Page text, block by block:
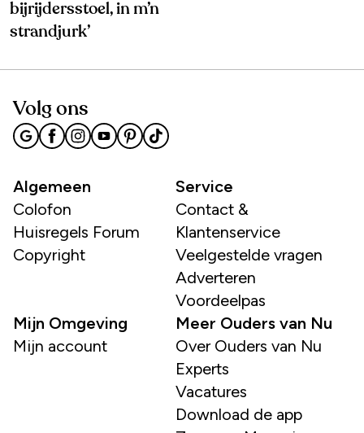
bijrijdersstoel, in m’n
strandjurk’
Volg ons
Algemeen
Colofon
Huisregels Forum
Copyright
Service
Contact &
Klantenservice
Veelgestelde vragen
Adverteren
Voordeelpas
Mijn Omgeving
Mijn account
Meer Ouders van Nu
Over Ouders van Nu
Experts
Vacatures
Download de app